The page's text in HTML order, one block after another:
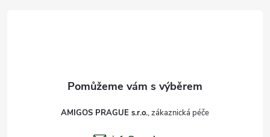
AMIGOS PRAGUE s.r.o.